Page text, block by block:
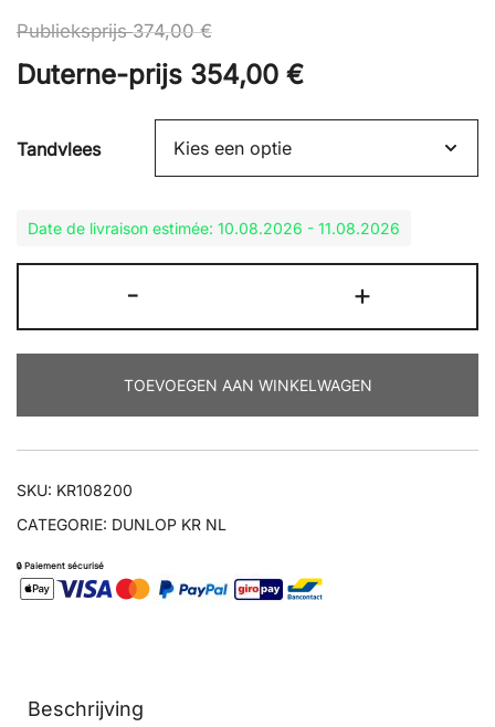
Publieksprijs374,00€
Duterne-prijs 354,00 €
Tandvlees
Date de livraison estimée: 10.08.2026 - 11.08.2026
-
+
+
TOEVOEGEN AAN WINKELWAGEN
SKU: KR108200
CATEGORIE: DUNLOP KR NL
🔒 Paiement sécurisé
Beschrijving